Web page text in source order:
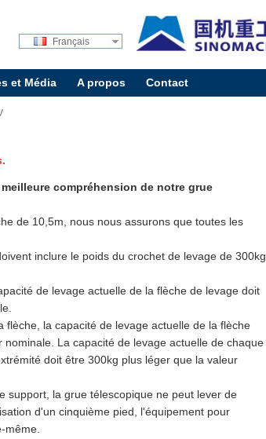
Français
et Média A propos Contact
compréhension de notre grue
de 10,5m, nous nous assurons que toutes les
inclure le poids du crochet de levage de 300kg
de levage actuelle de la flèche de levage doit
la capacité de levage actuelle de la flèche
La capacité de levage actuelle de chaque
doit être 300kg plus léger que la valeur
support, la grue télescopique ne peut lever de
d'un cinquième pied, l'équipement pour
même.